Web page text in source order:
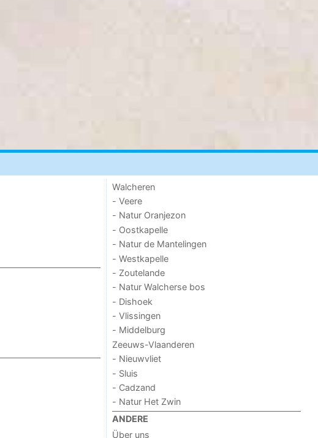
Walcheren
- Veere
- Natur Oranjezon
- Oostkapelle
- Natur de Mantelingen
- Westkapelle
- Zoutelande
- Natur Walcherse bos
- Dishoek
- Vlissingen
- Middelburg
Zeeuws-Vlaanderen
- Nieuwvliet
- Sluis
- Cadzand
- Natur Het Zwin
ANDERE
Über uns